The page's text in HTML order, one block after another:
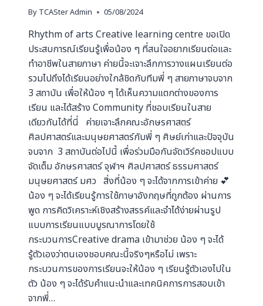
By TCASter Admin 05/08/2024
Rhythm of arts Creative learning centre ขอเปิด
ประสบการณ์เรียนรู้เพื่อน้อง ๆ ที่สนใจอยากเรียนต่อและ
ทำอาชีพในสายภาษา ค่ายนี้จะเจาะลึกการวางแผนเรียนต่อ
รวมไปถึงได้เรียนอย่างใกล้ชิดกับทีมพี่ ๆ สายภาษาจบจาก
3 สถาบัน เพื่อให้น้อง ๆ ได้เห็นความแตกต่างของการ
เรียน และได้สร้าง Community ที่ชอบเรียนในสาย
เดียวกันได้ที่นี่ ค่ายเจาะลึกคณะอักษรศาสตร์
ศิลปศาสตร์และมนุษยศาสตร์กับพี่ ๆ ศิษย์เก่าและปัจจุบัน
จบจาก 3 สถาบันต่อไปนี้ เพื่อร่วมมือกันจัดเวิร์คชอปแบบ
จัดเต็ม อักษรศาสตร์ จุฬาฯ ศิลปศาสตร์ ธรรมศาสตร์
มนุษยศาสตร์ มศว สิ่งที่น้อง ๆ จะได้จากการเข้าค่าย 💕
น้อง ๆ จะได้เรียนรู้การใช้ภาษาอังกฤษที่ถูกต้อง ผ่านการ
พูด การคิดวิเคราะห์เชิงสร้างสรรค์และจำได้ง่ายผ่านรูป
แบบการเรียนแบบบูรณาการโดยใช้
กระบวนการCreative drama เข้ามาช่วย น้อง ๆ จะได้
รู้ตัวเองว่าตนเองชอบคณะนี้จริงๆหรือไม่ เพราะ
กระบวนการของการเรียนจะให้น้อง ๆ เรียนรู้ตัวเองไปใน
ตัว น้อง ๆ จะได้รับคำแนะนำและเทคนิคการการสอบเข้า
จากพี่…